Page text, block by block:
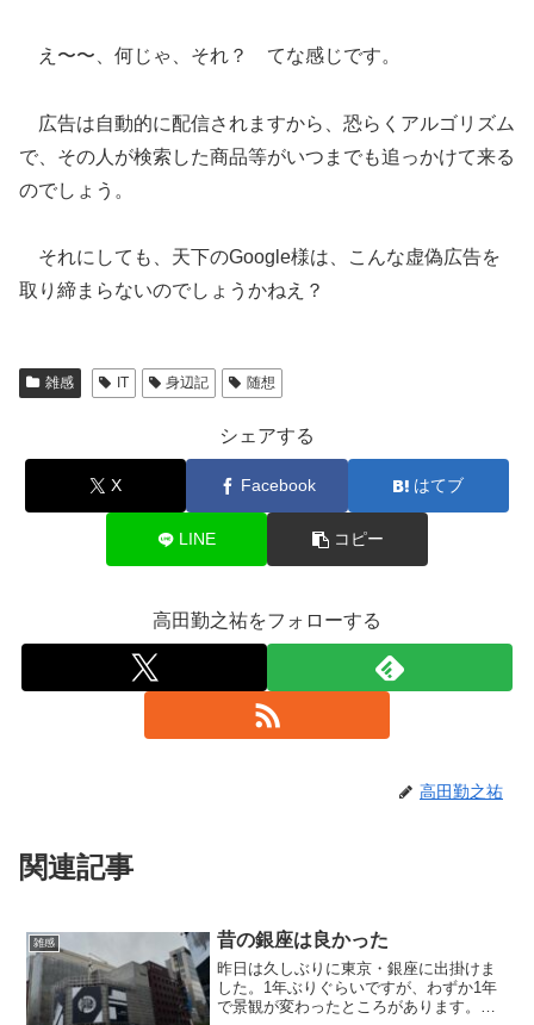
え〜〜、何じゃ、それ？ てな感じです。
広告は自動的に配信されますから、恐らくアルゴリズム
で、その人が検索した商品等がいつまでも追っかけて来る
のでしょう。
それにしても、天下のGoogle様は、こんな虚偽広告を
取り締まらないのでしょうかねえ？
雑感 IT 身辺記 随想
シェアする
X Facebook はてブ
LINE コピー
高田勤之祐をフォローする
高田勤之祐
関連記事
雑感 昔の銀座は良かった
昨日は久しぶりに東京・銀座に出掛けま
した。1年ぶりぐらいですが、わずか1年
で景観が変わったところがあります。